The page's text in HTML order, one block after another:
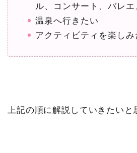
ル、コンサート、バレエ
温泉へ行きたい
アクティビティを楽しみ
上記の順に解説していきたいと